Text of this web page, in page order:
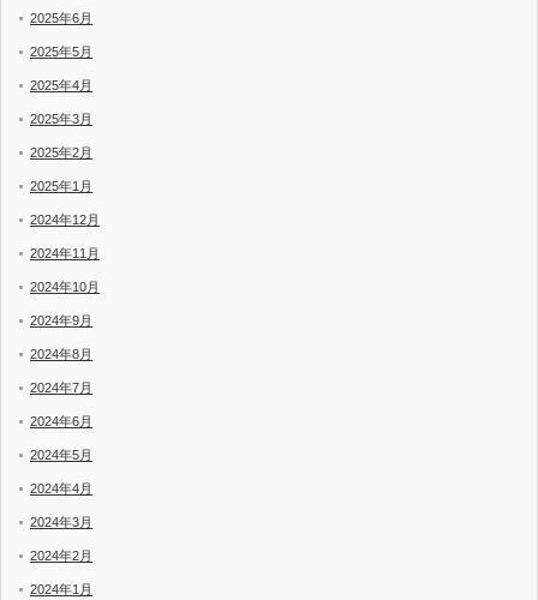
2025年6月
2025年5月
2025年4月
2025年3月
2025年2月
2025年1月
2024年12月
2024年11月
2024年10月
2024年9月
2024年8月
2024年7月
2024年6月
2024年5月
2024年4月
2024年3月
2024年2月
2024年1月